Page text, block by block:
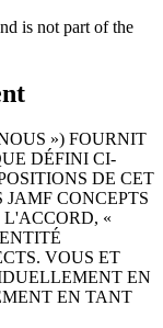
is not part of the
») FOURNIT
DÉFINI CI-
DE CET
CONCEPTS
«
VOUS ET
EN
EN TANT